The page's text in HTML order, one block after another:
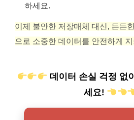
하세요.
이제 불안한 저장매체 대신, 든든
으로 소중한 데이터를 안전하게
데이터 손실 걱정 없
세요!